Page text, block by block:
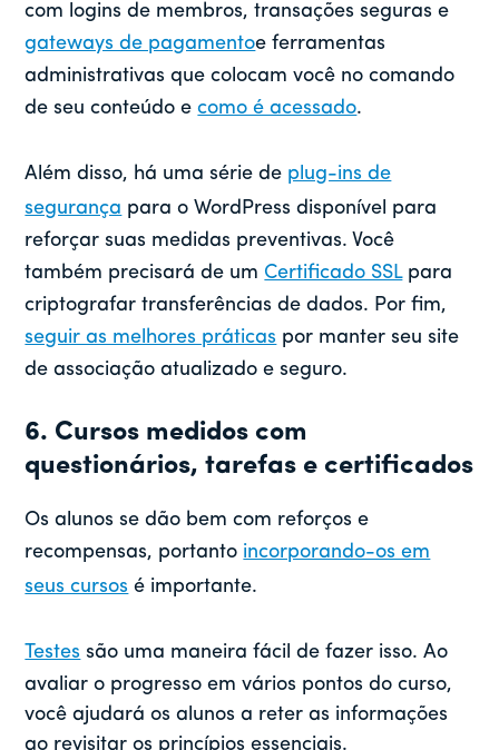
com logins de membros, transações seguras e
gateways de pagamentoe ferramentas
administrativas que colocam você no comando
de seu conteúdo ecomo é acessado.
Além disso, há uma série de plug-ins de
segurança para o WordPress disponível para
reforçar suas medidas preventivas. Você
também precisará de um Certificado SSLpara
criptografar transferências de dados. Por fim,
seguir as melhores práticas por manter seu site
de associação atualizado e seguro.
6. Cursos medidos com
questionários, tarefas e certificados
Os alunos se dão bem com reforços e
recompensas, portanto incorporando-os em
seus cursos é importante.
Testes são uma maneira fácil de fazer isso. Ao
avaliar o progresso em vários pontos do curso,
você ajudará os alunos a reter as informações
ao revisitar os princípios essenciais.